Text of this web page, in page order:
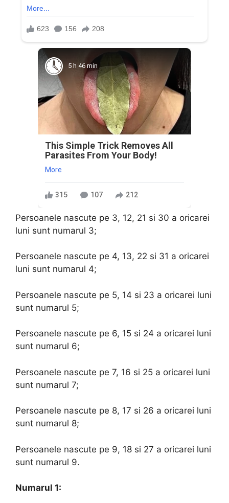
5 h 46 min
This Simple Trick Removes All
Parasites From Your Body!
More
315 107 212
Persoanele nascute pe 3, 12, 21 si 30 a oricarei
luni sunt numarul 3;
Persoanele nascute pe 4, 13, 22 si 31 a oricarei
luni sunt numarul 4;
Persoanele nascute pe 5, 14 si 23 a oricarei luni
sunt numarul 5;
Persoanele nascute pe 6, 15 si 24 a oricarei luni
sunt numarul 6;
Persoanele nascute pe 7, 16 si 25 a oricarei luni
sunt numarul 7;
Persoanele nascute pe 8, 17 si 26 a oricarei luni
sunt numarul 8;
Persoanele nascute pe 9, 18 si 27 a oricarei luni
sunt numarul 9.
Numarul 1: